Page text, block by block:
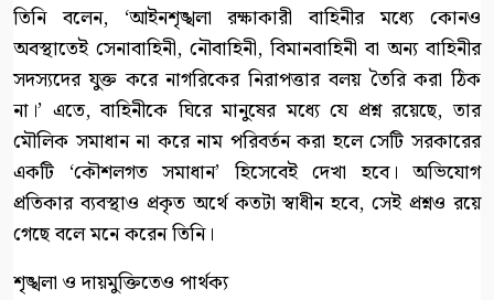
তিনি বলেন, ‘আইনশৃঙ্খলা রক্ষাকারী বাহিনীর মধ্যে কোনও
অবস্থাতেই সেনাবাহিনী, নৌবাহিনী, বিমানবাহিনী বা অন্য বাহিনীর
সদস্যদের যুক্ত করে নাগরিকের নিরাপত্তার বলয় তৈরি করা ঠিক
না।’ এতে, বাহিনীকে ঘিরে মানুষের মধ্যে যে প্রশ্ন রয়েছে, তার
মৌলিক সমাধান না করে নাম পরিবর্তন করা হলে সেটি সরকারের
একটি ‘কৌশলগত সমাধান’ হিসেবেই দেখা হবে। অভিযোগ
প্রতিকার ব্যবস্থাও প্রকৃত অর্থে কতটা স্বাধীন হবে, সেই প্রশ্নও রয়ে
গেছে বলে মনে করেন তিনি।
শৃঙ্খলা ও দায়মুক্তিতেও পার্থক্য